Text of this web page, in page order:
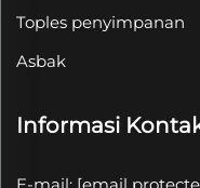
Toples penyimpanan
Asbak
Informasi